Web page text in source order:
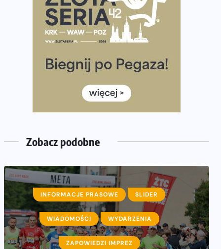
Największy Bieg Powstania Warszawskiego w historii.
Ponad 12 tysięcy uczestników pobiegło dla Bohaterów!
Co ma dużo białka? Produkty, które warto włączyć do
Rozbiegany Olsztyn szykuje się na weekend z
Wystartuje rekordowa liczba uczestników
Zobacz podobne
INFORMACJE PRASOWE SLIDER
WIADOMOŚCI WYDARZENIA
ZAPOWIEDZI IMPREZ